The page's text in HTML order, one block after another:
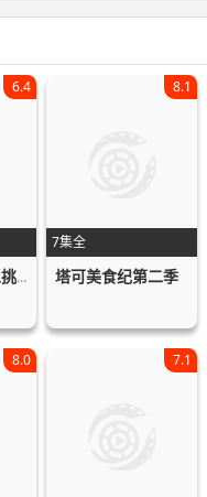
6.4
鱿鱼游戏：真人挑战赛第一季
7集全
8.1
塔可美食纪第二季
8.0 7.1